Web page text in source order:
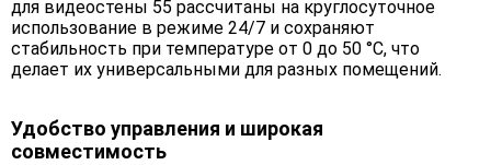
для видеостены 55 рассчитаны на круглосуточное
использование в режиме 24/7 и сохраняют
стабильность при температуре от 0 до 50 °C, что
делает их универсальными для разных помещений.
Удобство управления и широкая
совместимость